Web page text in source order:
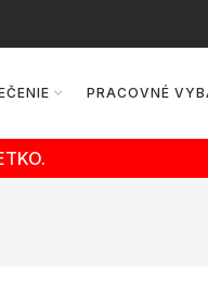
PRACOVNÉ